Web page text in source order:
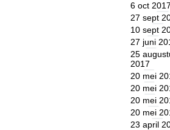
6 oct
27 sept
10 sept
27 juni
25
2017
20 mei
20 mei
20 mei
20 mei
23 april